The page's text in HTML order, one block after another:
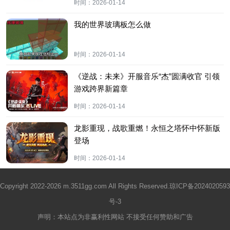
时间： 2026-01-14
我的世界玻璃板怎么做
时间： 2026-01-14
《逆战：未来》开服音乐“杰”圆满收官 引领
游戏跨界新篇章
时间： 2026-01-14
龙影重现，战歌重燃！永恒之塔怀中怀新版
登场
时间： 2026-01-14
Copyright 2022-2026 m.3511gg.com All Rights Reserved.琼ICP备2024020593
号-3
声明：本站点为非赢利性网站 不接受任何赞助和广告